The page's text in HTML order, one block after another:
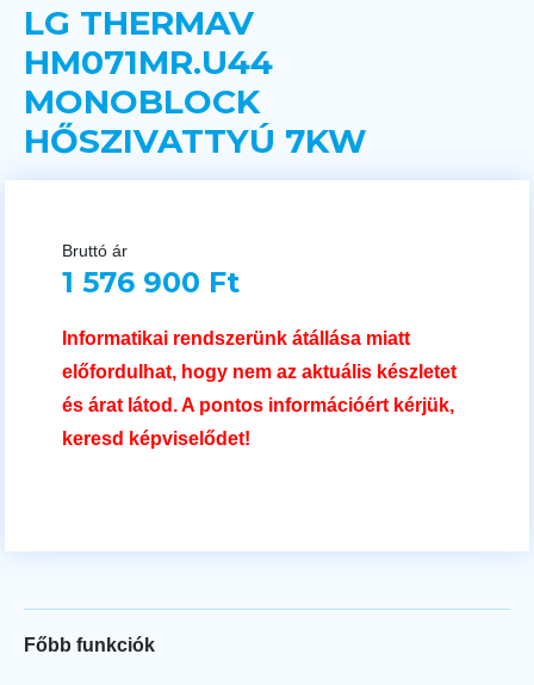
LG THERMAV
HM071MR.U44
MONOBLOCK
HŐSZIVATTYÚ 7KW
Bruttó ár
1 576 900 Ft
Informatikai rendszerünk átállása miatt
előfordulhat, hogy nem az aktuális készletet
és árat látod. A pontos információért kérjük,
keresd képviselődet!
Főbb funkciók